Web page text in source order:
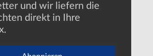
und wir liefern die
direkt in Ihre